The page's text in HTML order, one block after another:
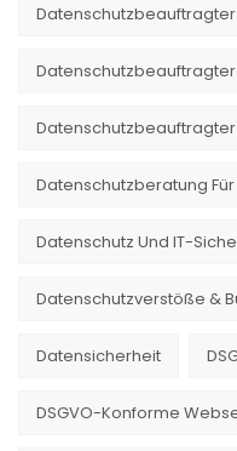
Datenschutzbeauftragter
Datenschutzbeauftragter
Datenschutzberatung
Datenschutz Und IT-
Datenschutzverstöße &
Datensicherheit
DSGVO-Konforme